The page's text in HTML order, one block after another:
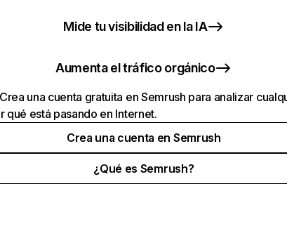
Mide tu visibilidad en la IA
Aumenta el tráfico orgánico
una cuenta gratuita en Semrush para analizar
qué está pasando en Internet.
Crea una cuenta en Semrush
¿Qué es Semrush?